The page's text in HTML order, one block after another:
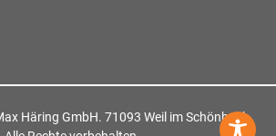
Häring GmbH. 71093 Weil im Schönbuch.